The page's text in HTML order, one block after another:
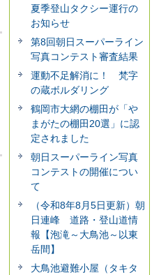
夏季登山タクシー運行の
お知らせ
第8回朝日スーパーライン
写真コンテスト審査結果
運動不足解消に！ 梵字
の蔵ボルダリング
鶴岡市大網の棚田が「や
まがたの棚田20選」に認
定されました
朝日スーパーライン写真
コンテストの開催につい
て
（令和8年8月5日更新）朝
日連峰 道路・登山道情
報【泡滝～大鳥池～以東
岳間】
大鳥池避難小屋（タキタ